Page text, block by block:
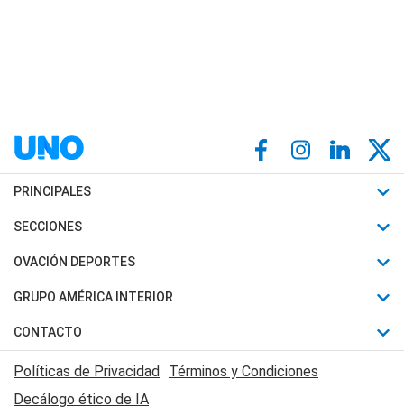
PRINCIPALES
Últimas Noticias
Política
Judiciales
Economia
SECCIONES
Horóscopo
Motores
Trucos caseros
Series y Películas
OVACIÓN DEPORTES
Fútbol
Mundial
Automovilismo
Rugby
GRUPO AMÉRICA INTERIOR
Canal 7 en Vivo
CONTACTO
Acerca de Nosotros
Contactanos
Políticas de Privacidad Términos y Condiciones
Decálogo ético de IA